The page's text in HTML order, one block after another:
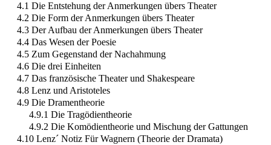
4.1 Die Entstehung der Anmerkungen übers Theater
4.2 Die Form der Anmerkungen übers Theater
4.3 Der Aufbau der Anmerkungen übers Theater
4.4 Das Wesen der Poesie
4.5 Zum Gegenstand der Nachahmung
4.6 Die drei Einheiten
4.7 Das französische Theater und Shakespeare
4.8 Lenz und Aristoteles
4.9 Die Dramentheorie
4.9.1 Die Tragödientheorie
4.9.2 Die Komödientheorie und Mischung der Gattungen
4.10 Lenz´ Notiz Für Wagnern (Theorie der Dramata)